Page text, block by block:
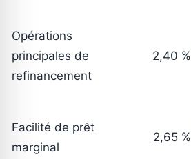
Opérations
principales de
refinancement
2,40 %
Facilité de prêt
marginal
2,65 %